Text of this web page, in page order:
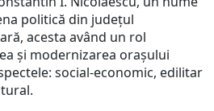
politică din județul
acesta având un rol
și modernizarea orașului
social-economic, edilitar